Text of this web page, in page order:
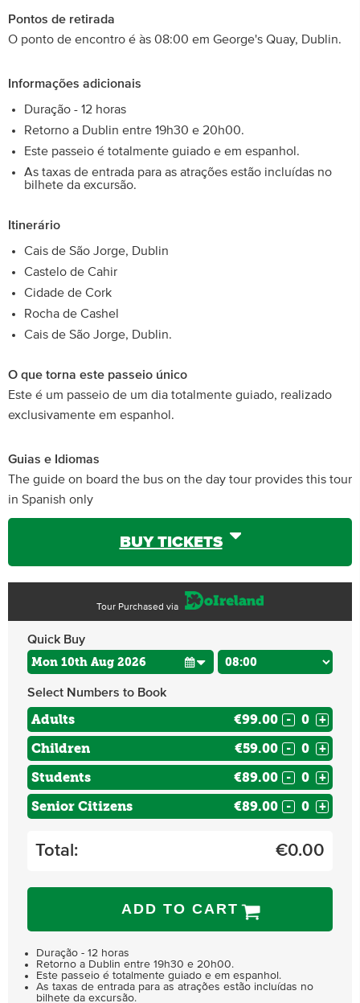
Pontos de retirada
O ponto de encontro é às 08:00 em George's Quay, Dublin.
Informações adicionais
Duração - 12 horas
Retorno a Dublin entre 19h30 e 20h00.
Este passeio é totalmente guiado e em espanhol.
As taxas de entrada para as atrações estão incluídas no
bilhete da excursão.
Itinerário
Cais de São Jorge, Dublin
Castelo de Cahir
Cidade de Cork
Rocha de Cashel
Cais de São Jorge, Dublin.
O que torna este passeio único
Este é um passeio de um dia totalmente guiado, realizado
exclusivamente em espanhol.
Guias e Idiomas
The guide on board the bus on the day tour provides this tour
in Spanish only
BUY TICKETS
Tour Purchased via
Quick Buy
Select Numbers to Book
Adults €99.00 - +
Children €59.00 - +
Students €89.00 - +
Senior Citizens €89.00 - +
Total: €0.00
ADD TO CART
Duração - 12 horas
Retorno a Dublin entre 19h30 e 20h00.
Este passeio é totalmente guiado e em espanhol.
As taxas de entrada para as atrações estão incluídas no
bilhete da excursão.